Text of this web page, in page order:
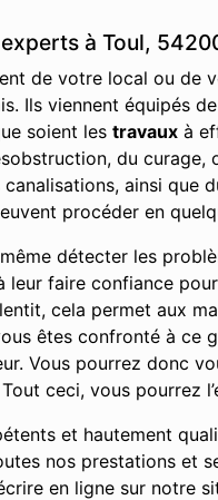
à Toul,
de votre local ou de
Ils viennent équipés
soient les travaux à
du
ainsi que
procéder en
détecter les
leur faire confiance
cela permet aux
êtes confronté à ce
Vous pourrez donc
ceci, vous pourrez
et hautement
nos prestations et
en ligne sur notre